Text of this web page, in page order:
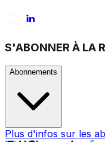
S'ABONNER À LA
Abonnements
Plus d'infos sur les